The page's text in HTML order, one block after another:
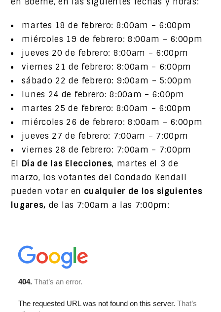
martes 18 de febrero: 8:00am – 6:00pm
miércoles 19 de febrero: 8:00am – 6:00pm
jueves 20 de febrero: 8:00am – 6:00pm
viernes 21 de febrero: 8:00am – 6:00pm
sábado 22 de febrero: 9:00am – 5:00pm
lunes 24 de febrero: 8:00am – 6:00pm
martes 25 de febrero: 8:00am – 6:00pm
miércoles 26 de febrero: 8:00am – 6:00pm
jueves 27 de febrero: 7:00am – 7:00pm
viernes 28 de febrero: 7:00am – 7:00pm
El Día de las Elecciones, martes el 3 de
marzo, los votantes del Condado Kendall
pueden votar en cualquier de los siguientes
lugares, de las 7:00am a las 7:00pm: